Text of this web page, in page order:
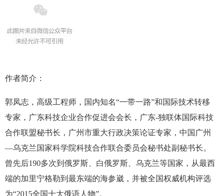
作者简介：
郭凤志，高级工程师，国内知名“一带一路”和国际技术转移
专家，广东科技企业合作促进会会长，广东-独联体国际科技
合作联盟秘书长，广州市重大行政决策论证专家，中国广州
—乌克兰国家科学院科技合作联合委员会秘书处副秘书长。
曾先后190多次到俄罗斯、白俄罗斯、乌克兰等国家，从最西
端的加里宁格勒到最东端的海参崴，并被全国权威机构评选
为“2015全国十大俄语人物”。